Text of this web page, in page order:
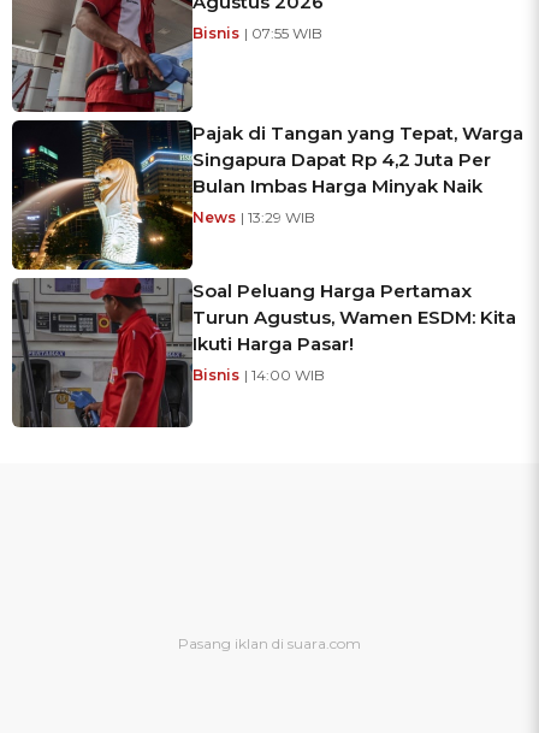
Bisnis | 07:55 WIB
Pajak di Tangan yang Tepat, Warga
Singapura Dapat Rp 4,2 Juta Per
Bulan Imbas Harga Minyak Naik
News | 13:29 WIB
Soal Peluang Harga Pertamax
Turun Agustus, Wamen ESDM: Kita
Ikuti Harga Pasar!
Bisnis | 14:00 WIB